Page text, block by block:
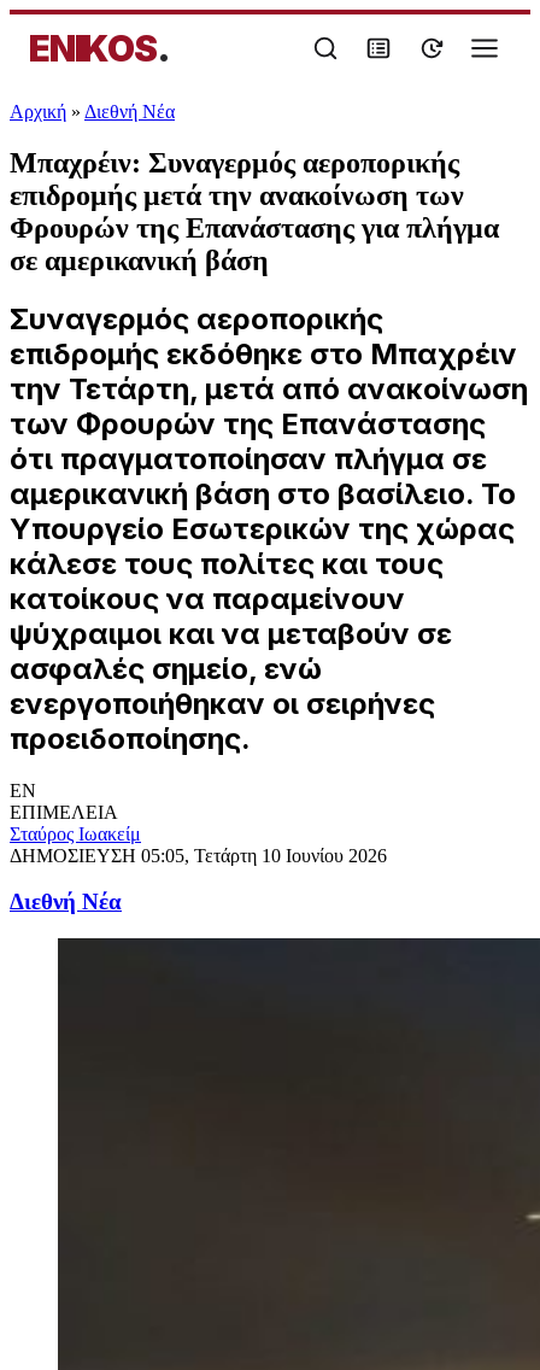
ENIKOS.
Αρχική » Διεθνή Νέα
Μπαχρέιν: Συναγερμός αεροπορικής
επιδρομής μετά την ανακοίνωση των
Φρουρών της Επανάστασης για πλήγμα
σε αμερικανική βάση
Συναγερμός αεροπορικής
επιδρομής εκδόθηκε στο Μπαχρέιν
την Τετάρτη, μετά από ανακοίνωση
των Φρουρών της Επανάστασης
ότι πραγματοποίησαν πλήγμα σε
αμερικανική βάση στο βασίλειο. Το
Υπουργείο Εσωτερικών της χώρας
κάλεσε τους πολίτες και τους
κατοίκους να παραμείνουν
ψύχραιμοι και να μεταβούν σε
ασφαλές σημείο, ενώ
ενεργοποιήθηκαν οι σειρήνες
προειδοποίησης.
EN
ΕΠΙΜΕΛΕΙΑ
Σταύρος Ιωακείμ
ΔΗΜΟΣΙΕΥΣΗ 05:05, Τετάρτη 10 Ιουνίου 2026
Διεθνή Νέα